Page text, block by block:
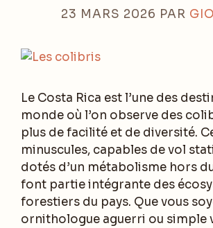
23 MARS 2026 PAR
Le Costa Rica est l’une des
monde où l’on observe des
plus de facilité et de diversité.
minuscules, capables de vol
dotés d’un métabolisme hors
font partie intégrante des
forestiers du pays. Que vous
ornithologue aguerri ou simple